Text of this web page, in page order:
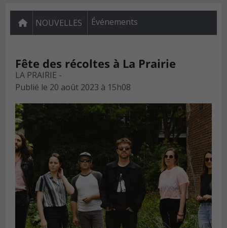
NOUVELLES Événements
Fête des récoltes à La Prairie
LA PRAIRIE -
Publié le 20 août 2023 à 15h08